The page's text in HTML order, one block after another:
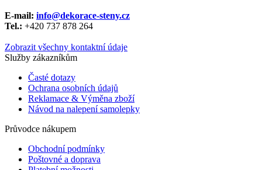
E-mail: info@dekorace-steny.cz
Tel.: +420 737 878 264
Zobrazit všechny kontaktní údaje
Služby zákazníkům
Časté dotazy
Ochrana osobních údajů
Reklamace & Výměna zboží
Návod na nalepení samolepky
Průvodce nákupem
Obchodní podmínky
Poštovné a doprava